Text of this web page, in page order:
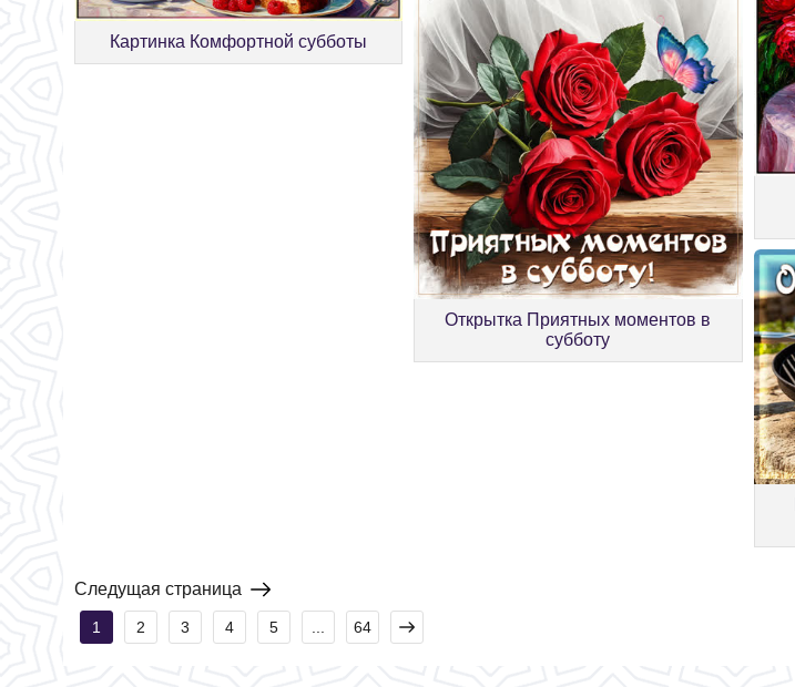
Картинка Комфортной субботы
Открытка Приятных моментов в
субботу
Следущая страница
1 2 3 4 5 64